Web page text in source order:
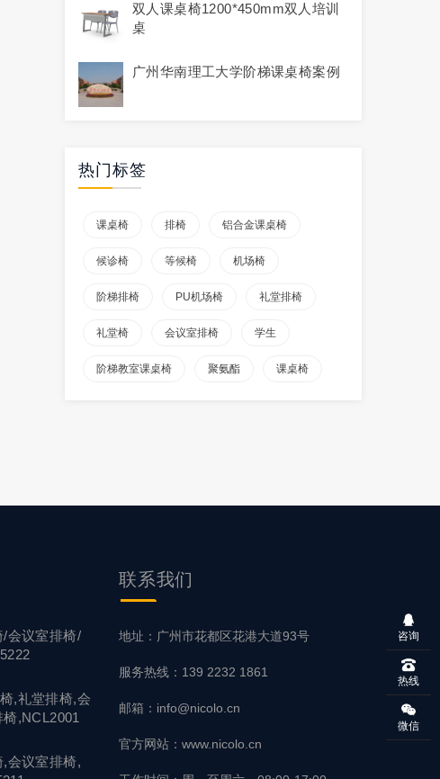
双人课桌椅1200*450mm双人培训
桌
广州华南理工大学阶梯课桌椅案例
热门标签
课桌椅 排椅 铝合金课桌椅
候诊椅 等候椅 机场椅
阶梯排椅 PU机场椅 礼堂排椅
礼堂椅 会议室排椅 学生
阶梯教室课桌椅 聚氨酯 课桌椅
会议室排椅/
,礼堂排椅,会
,NCL2001
会议室排椅,
联系我们
地址：广州市花都区花港大道93号
服务热线：139 2232 1861
邮箱：info@nicolo.cn
官方网站：www.nicolo.cn
咨询
热线
微信